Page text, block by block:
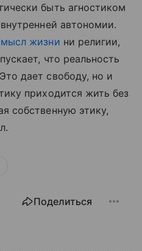
быть агностиком
автономии.
жизни ни религии,
что реальность
дает свободу, но и
приходится жить без
собственную этику,
Поделиться